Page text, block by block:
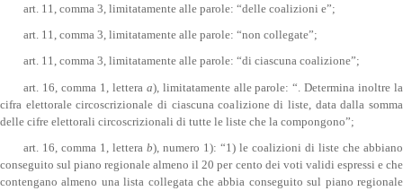
art. 11, comma 3, limitatamente alle parole: “delle coalizioni e”;
art. 11, comma 3, limitatamente alle parole: “non collegate”;
art. 11, comma 3, limitatamente alle parole: “di ciascuna coalizione”;
art. 16, comma 1, lettera a), limitatamente alle parole: “. Determina inoltre la
cifra elettorale circoscrizionale di ciascuna coalizione di liste, data dalla somma
delle cifre elettorali circoscrizionali di tutte le liste che la compongono”;
art. 16, comma 1, letterab), numero 1): “1) le coalizioni di liste che abbiano
conseguito sul piano regionale almeno il 20 per cento dei voti validi espressi e che
contengano almeno una lista collegata che abbia conseguito sul piano regionale